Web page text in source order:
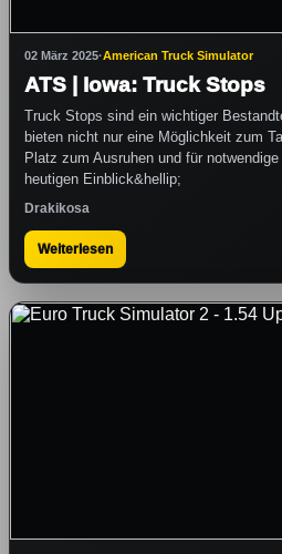
02 März 2025·American Truck Simulator
ATS | Iowa: Truck Stops
Truck Stops sind ein wichtiger
bieten nicht nur eine Möglichkeit zum
Platz zum Ausruhen und für
heutigen Einblick&hellip;
Drakikosa
Weiterlesen